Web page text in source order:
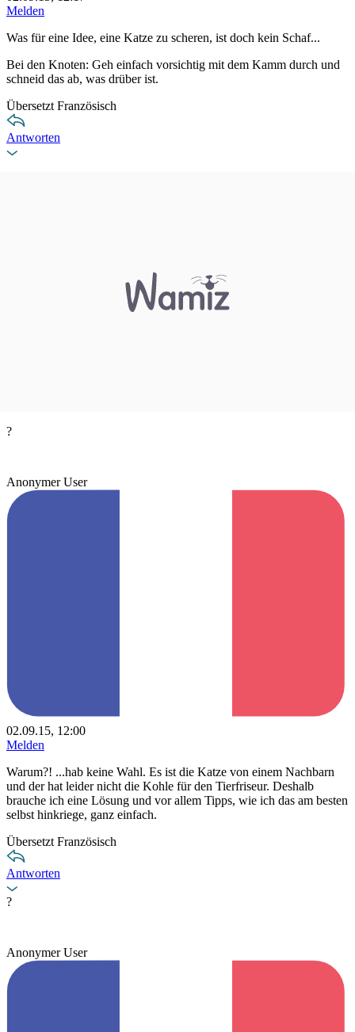
Melden
Was für eine Idee, eine Katze zu scheren, ist doch kein Schaf...
Bei den Knoten: Geh einfach vorsichtig mit dem Kamm durch und
schneid das ab, was drüber ist.
Übersetzt Französisch
Antworten
?
Anonymer User
02.09.15, 12:00
Melden
Warum?! ...hab keine Wahl. Es ist die Katze von einem Nachbarn
und der hat leider nicht die Kohle für den Tierfriseur. Deshalb
brauche ich eine Lösung und vor allem Tipps, wie ich das am besten
selbst hinkriege, ganz einfach.
Übersetzt Französisch
Antworten
?
Anonymer User